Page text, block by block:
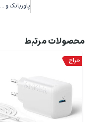
پاوربانک و ...
محصولات مرتبط